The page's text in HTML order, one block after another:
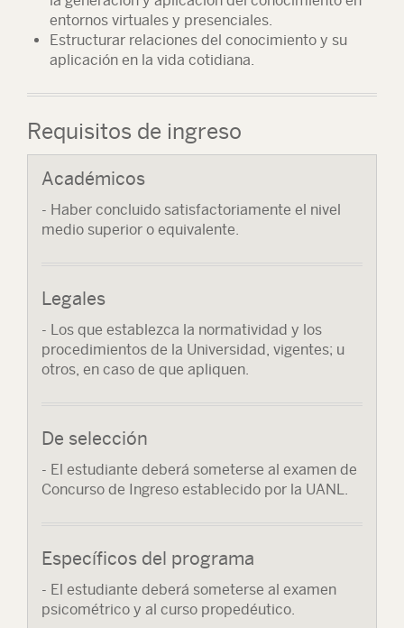
entornos virtuales y presenciales.
Estructurar relaciones del conocimiento y su
aplicación en la vida cotidiana.
Requisitos de ingreso
Académicos
- Haber concluido satisfactoriamente el nivel
medio superior o equivalente.
Legales
- Los que establezca la normatividad y los
procedimientos de la Universidad, vigentes; u
otros, en caso de que apliquen.
De selección
- El estudiante deberá someterse al examen de
Concurso de Ingreso establecido por la UANL.
Específicos del programa
- El estudiante deberá someterse al examen
psicométrico y al curso propedéutico.